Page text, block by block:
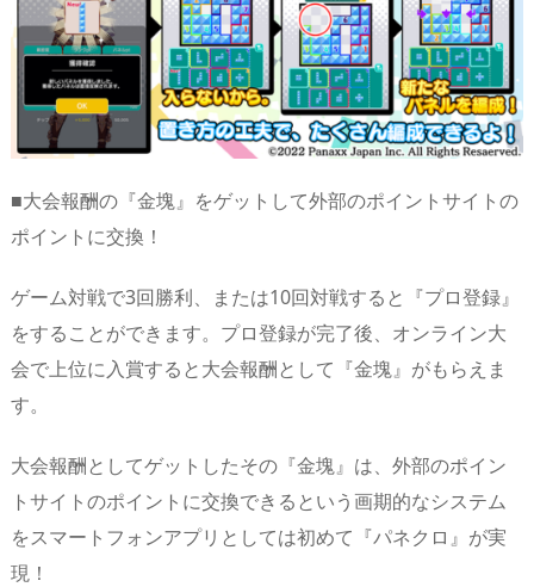
■大会報酬の『金塊』をゲットして外部のポイントサイトの
ポイントに交換！
ゲーム対戦で3回勝利、または10回対戦すると『プロ登録』
をすることができます。プロ登録が完了後、オンライン大
会で上位に入賞すると大会報酬として『金塊』がもらえま
す。
大会報酬としてゲットしたその『金塊』は、外部のポイン
トサイトのポイントに交換できるという画期的なシステム
をスマートフォンアプリとしては初めて『パネクロ』が実
現！